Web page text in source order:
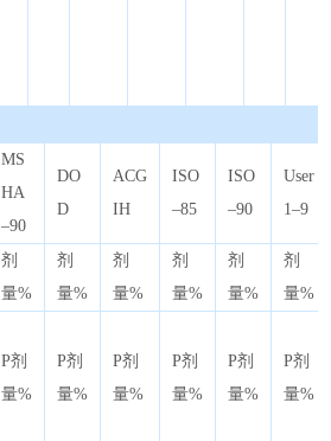
MS
HA
–90
DO
D
ACG
IH
ISO
–85
ISO
–90
User
1–9
剂
量%
剂
量%
剂
量%
剂
量%
剂
量%
剂
量%
P剂
量%
P剂
量%
P剂
量%
P剂
量%
P剂
量%
P剂
量%